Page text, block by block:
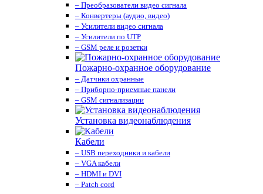
– Преобразователи видео сигнала
– Конвертеры (аудио, видео)
– Усилители видео сигнала
– Усилители по UTP
– GSM реле и розетки
Пожарно-охранное оборудование
– Датчики охранные
– Приборно-приемные панели
– GSM сигнализации
Установка видеонаблюдения
Кабели
– USB переходники и кабели
– VGA кабели
– HDMI и DVI
– Patch cord